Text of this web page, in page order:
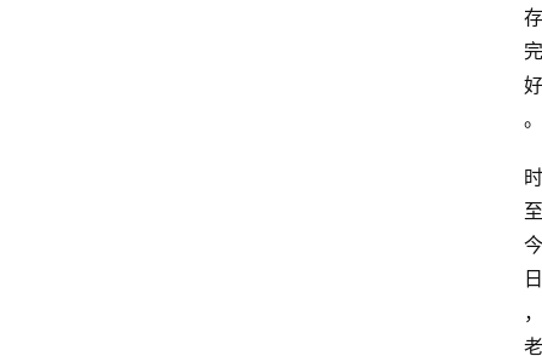
存
完
好
。
时
至
今
日
，
老